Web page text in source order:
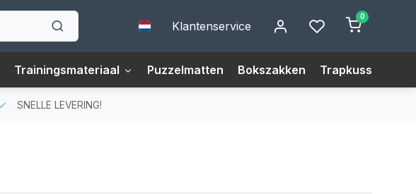
Klantenservice
0
Trainingsmateriaal Puzzelmatten Bokszakken Trapkussens
SNELLE LEVERING!